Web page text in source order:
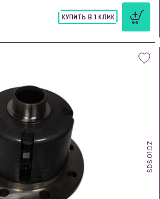
КУПИТЬ В 1 КЛИК
SDS.01.DZ